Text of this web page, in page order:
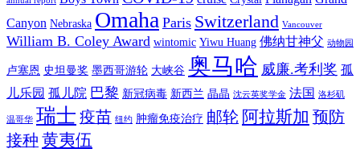
Canyon Nebraska Omaha Paris Switzerland Vancouver
William B. Coley Award wintomic Yiwu Huang 佛纳甘神父 动物园
卢塞恩 史坦曼奖 墨西哥游轮 大峡谷 奥马哈 威廉.考利奖 孤
儿乐园 孤儿院 巴黎 新冠病毒 新西兰 晶晶 沈云英奖学金 法国 洛杉矶
温哥华 瑞士 疫苗 纽约 肿瘤免疫治疗 邮轮 阿拉斯加 预防
接种 黄夷伍